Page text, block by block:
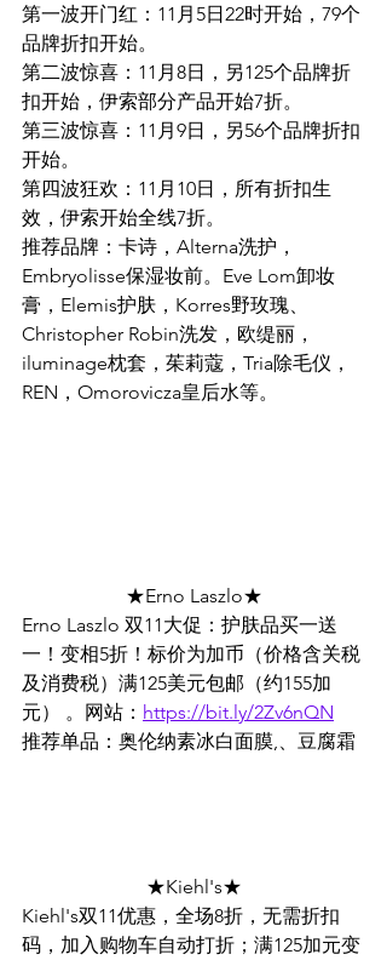
第一波开门红：11月5日22时开始，79个
品牌折扣开始。
第二波惊喜：11月8日，另125个品牌折
扣开始，伊索部分产品开始7折。
第三波惊喜：11月9日，另56个品牌折扣
开始。
第四波狂欢：11月10日，所有折扣生
效，伊索开始全线7折。
推荐品牌：卡诗，Alterna洗护，
Embryolisse保湿妆前。Eve Lom卸妆
膏，Elemis护肤，Korres野玫瑰、
Christopher Robin洗发，欧缇丽，
iluminage枕套，茱莉蔻，Tria除毛仪，
REN，Omorovicza皇后水等。
★Erno Laszlo★
Erno Laszlo 双11大促：护肤品买一送
一！变相5折！标价为加币（价格含关税
及消费税）满125美元包邮（约155加
元） 。网站： https://bit.ly/2Zv6nQN
推荐单品：奥伦纳素冰白面膜,、豆腐霜
★Kiehl's★
Kiehl's双11优惠，全场8折，无需折扣
码，加入购物车自动打折；满125加元变